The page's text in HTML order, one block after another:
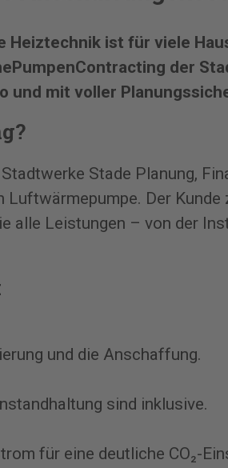
Heiztechnik ist für viele
der
und mit voller
Stade Planung,
Luftwärmepumpe. Der
alle Leistungen – von der
und die Anschaffung.
sind inklusive.
für eine deutliche CO₂-